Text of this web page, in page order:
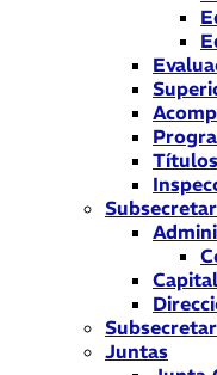
Juntas